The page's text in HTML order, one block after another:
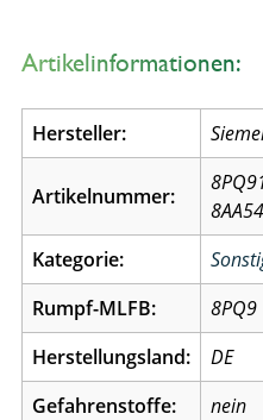
Artikelinformationen:
Hersteller:
Artikelnummer:
8AA54
Kategorie:
Rumpf-MLFB:
8PQ9
Herstellungsland:
DE
Gefahrenstoffe:
nein